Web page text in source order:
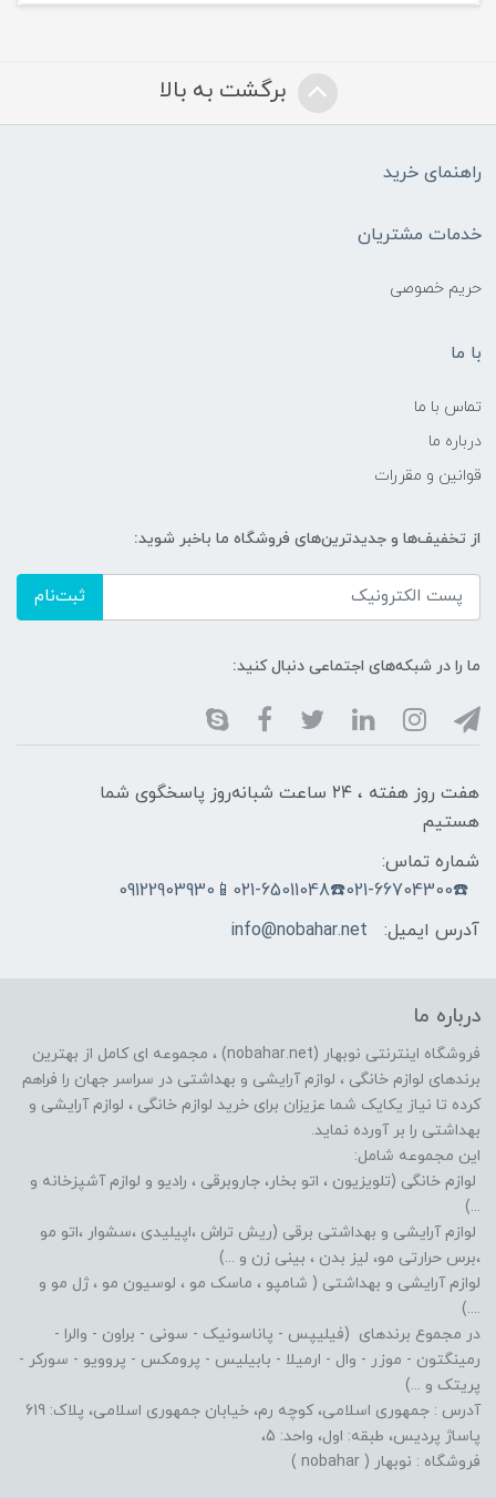
برگشت به بالا
راهنمای خرید
خدمات مشتریان
حریم خصوصی
با ما
تماس با ما
درباره ما
قوانین و مقررات
از تخفیف‌ها و جدیدترین‌های فروشگاه ما باخبر شوید:
ثبت‌نام
ما را در شبکه‌های اجتماعی دنبال کنید:
هفت روز هفته ، ۲۴ ساعت شبانه‌روز پاسخگوی شما
هستیم
شماره تماس:
☎️021-66704300☎️021-65011048📱09122903930
آدرس ایمیل:
info@nobahar.net
درباره ما
فروشگاه اینترنتی نوبهار (nobahar.net) ، مجموعه ای کامل از بهترین
برندهای لوازم خانگی ، لوازم آرایشی و بهداشتی در سراسر جهان را فراهم
کرده تا نیاز یکایک شما عزیزان برای خرید لوازم خانگی ، لوازم آرایشی و
بهداشتی را بر آورده نماید.
این مجموعه شامل:
لوازم خانگی (تلویزیون ، اتو بخار، جاروبرقی ، رادیو و لوازم آشپزخانه و
...)
لوازم آرایشی و بهداشتی برقی (ریش تراش ،اپیلیدی ،سشوار ،اتو مو
،برس حرارتی مو، لیز بدن ، بینی زن و ...)
لوازم آرایشی و بهداشتی ( شامپو ، ماسک مو ، لوسیون مو ، ژل مو و
....)
در مجموع برندهای (فیلیپس - پاناسونیک - سونی - براون - والرا -
رمینگتون - موزر - وال - ارمیلا - بابیلیس - پرومکس - پروویو - سورکر -
پریتک و ...)
آدرس : جمهوری اسلامی، کوچه رم، خیابان جمهوری اسلامی، پلاک: 619
پاساژ پردیس، طبقه: اول، واحد: 5،
فروشگاه : نوبهار ( nobahar )